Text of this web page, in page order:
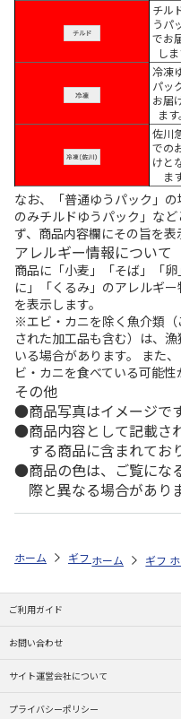
チル
うパ
でお
し
冷凍
パッ
お届
ます。
佐川
での
けと
ま
なお、「普通ゆうパック」
のみチルドゆうパック」な
ず、商品内容欄にその旨を表
アレルギー情報について
商品に「小麦」「そば」「
に」「くるみ」のアレルギ
を表示します。
※エビ・カニを除く魚介類
された加工品も含む）は、
いる場合があります。 また
ビ・カニを食べている可能性
その他
商品写真はイメージです
商品内容として記載さ
する商品に含まれてお
商品の色は、ご覧にな
際と異なる場合があり
ホーム ギフトストア お中
ホーム ギフト
ご利用ガイド
お問い合わせ
サイト運営会社について
プライバシーポリシー